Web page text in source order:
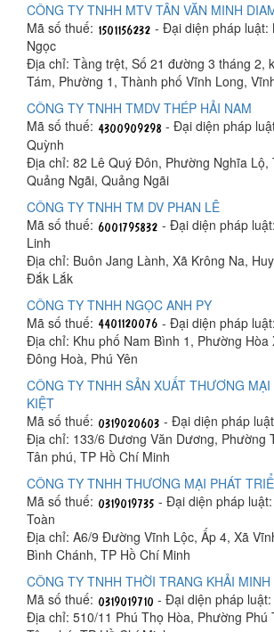
CÔNG TY TNHH MTV TÂN VĂN MINH
Mã số thuế:
- Đại diện pháp luật:
Ngọc
Địa chỉ: Tầng trệt, Số 21 đường 3 tháng 2,
Tám, Phường 1, Thành phố Vĩnh Long,
CÔNG TY TNHH TMDV THÉP HẢI NAM
Mã số thuế:
- Đại diện pháp
Quỳnh
Địa chỉ: 82 Lê Quý Đôn, Phường Nghĩa Lộ,
Quảng Ngãi, Quảng Ngãi
CÔNG TY TNHH TM DV PHAN LÊ
Mã số thuế:
- Đại diện pháp
Linh
Địa chỉ: Buôn Jang Lành, Xã Krông Na,
Đắk Lắk
CÔNG TY TNHH NGỌC ANH PY
Mã số thuế:
- Đại diện pháp
Địa chỉ: Khu phố Nam Bình 1, Phường Hòa
Đông Hoà, Phú Yên
CÔNG TY TNHH SẢN XUẤT THƯƠNG
KIỆT
Mã số thuế:
- Đại diện pháp
Địa chỉ: 133/6 Dương Văn Dương, Phường
Tân phú, TP Hồ Chí Minh
CÔNG TY TNHH THƯƠNG MẠI PHÁT
Mã số thuế:
- Đại diện pháp
Toàn
Địa chỉ: A6/9 Đường Vĩnh Lộc, Ấp 4, Xã
Bình Chánh, TP Hồ Chí Minh
CÔNG TY TNHH THỜI TRANG KHẢI MINH
Mã số thuế:
- Đại diện pháp
Địa chỉ: 510/11 Phú Thọ Hòa, Phường Phú